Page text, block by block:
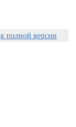
к полной версии